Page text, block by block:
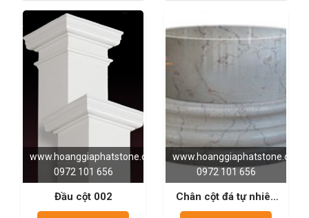
www.hoanggiaphatstone.com
0972 101 656
Đầu cột 002
www.hoanggiaphatstone.com
0972 101 656
Chân cột đá tự nhiên
003